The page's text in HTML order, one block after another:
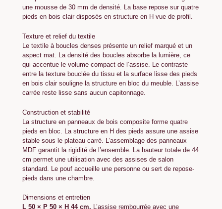
une mousse de 30 mm de densité. La base repose sur quatre
pieds en bois clair disposés en structure en H vue de profil.
Texture et relief du textile
Le textile à boucles denses présente un relief marqué et un
aspect mat. La densité des boucles absorbe la lumière, ce
qui accentue le volume compact de l’assise. Le contraste
entre la texture bouclée du tissu et la surface lisse des pieds
en bois clair souligne la structure en bloc du meuble. L’assise
carrée reste lisse sans aucun capitonnage.
Construction et stabilité
La structure en panneaux de bois composite forme quatre
pieds en bloc. La structure en H des pieds assure une assise
stable sous le plateau carré. L’assemblage des panneaux
MDF garantit la rigidité de l’ensemble. La hauteur totale de 44
cm permet une utilisation avec des assises de salon
standard. Le pouf accueille une personne ou sert de repose-
pieds dans une chambre.
Dimensions et entretien
L 50 × P 50 × H 44 cm. L’assise rembourrée avec une